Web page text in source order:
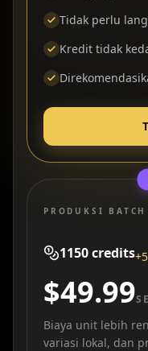
Tidak perlu
Kredit tidak
PRODUKSI BATCH
1150credits
$49.99
Biaya unit lebih
variasi lokal, dan